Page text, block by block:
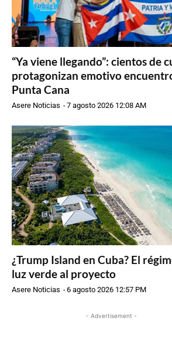
“Ya viene llegando”: cientos de
protagonizan emotivo
Punta Cana
Asere Noticias -7 agosto 2026 12:08 AM
¿Trump Island en Cuba? El
luz verde al proyecto
Asere Noticias -6 agosto 2026 12:57 PM
- Advertisement -